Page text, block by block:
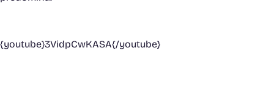
{youtube}3VidpCwKASA{/youtube}